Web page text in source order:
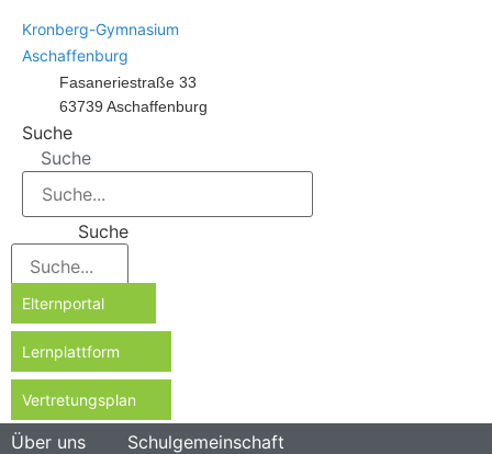
Kronberg-Gymnasium
Aschaffenburg
Fasaneriestraße 33
63739 Aschaffenburg
Suche
Suche
Suche
Elternportal
Lernplattform
Vertretungsplan
Über uns
Schulgemeinschaft